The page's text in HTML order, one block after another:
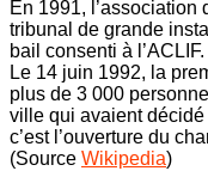
En 1991,
tribunal de grande
bail consenti à l’ACLIF.
Le 14 juin 1992, la
plus de 3 000
ville qui avaient
c’est l’ouverture du
(Source Wikipedia)